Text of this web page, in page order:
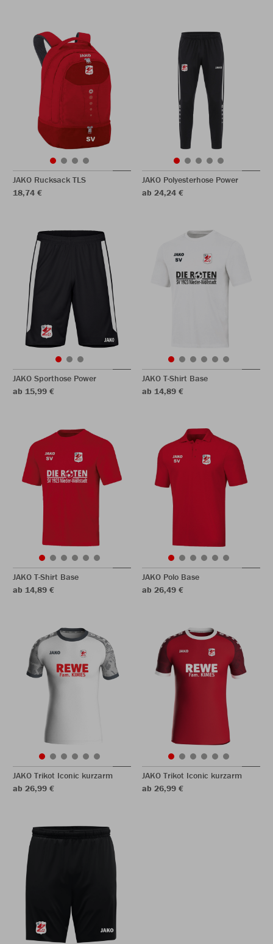
JAKO Rucksack TLS
18,74 €
JAKO Polyesterhose Power
ab 24,24 €
JAKO Sporthose Power
ab 15,99 €
JAKO T-Shirt Base
ab 14,89 €
JAKO T-Shirt Base
ab 14,89 €
JAKO Polo Base
ab 26,49 €
JAKO Trikot Iconic kurzarm
ab 26,99 €
JAKO Trikot Iconic kurzarm
ab 26,99 €